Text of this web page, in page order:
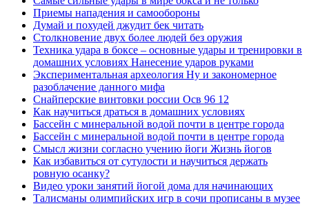
Приемы нападения и самообороны
Думай и похудей джудит бек читать
Столкновение двух более людей без оружия
Техника удара в боксе – основные удары и тренировки в
домашних условиях Нанесение ударов руками
Экспериментальная археология Ну и закономерное
разоблачение данного мифа
Снайперские винтовки россии Осв 96 12
Как научиться драться в домашних условиях
Бассейн с минеральной водой почти в центре города
Бассейн с минеральной водой почти в центре города
Смысл жизни согласно учению йоги Жизнь йогов
Как избавиться от сутулости и научиться держать
ровную осанку?
Видео уроки занятий йогой дома для начинающих
Талисманы олимпийских игр в сочи прописаны в музее